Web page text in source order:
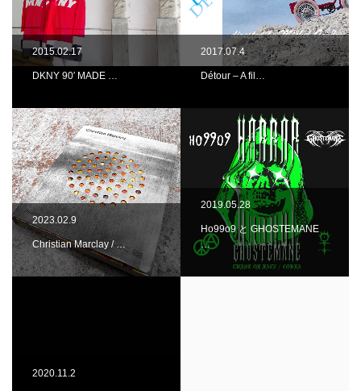
2015.02.17
DKNY 90′ MADE …
2017.07.4
Détour – A fil…
2023.02.9
Christian Marclay / …
2019.05.28
Ho99o9 と GHOSTEMANE
…
2020.11.2